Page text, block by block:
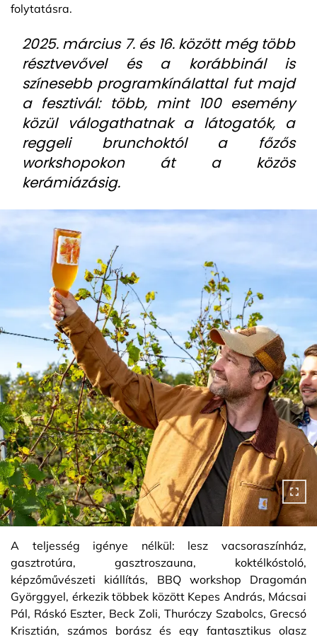
folytatásra.
2025. március 7. és 16. között még több
résztvevővel és a korábbinál is
színesebb programkínálattal fut majd
a fesztivál: több, mint 100 esemény
közül válogathatnak a látogatók, a
reggeli brunchoktól a főzős
workshopokon át a közös
kerámiázásig.
A teljesség igénye nélkül: lesz vacsoraszínház,
gasztrotúra, gasztroszauna, koktélkóstoló,
képzőművészeti kiállítás, BBQ workshop Dragomán
Györggyel, érkezik többek között Kepes András, Mácsai
Pál, Ráskó Eszter, Beck Zoli, Thuróczy Szabolcs, Grecsó
Krisztián, számos borász és egy fantasztikus olasz